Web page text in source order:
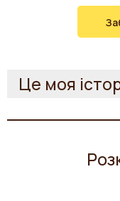
Це моя